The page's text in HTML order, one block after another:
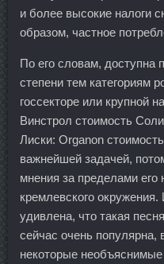
и более высокие налоги
образом, частное
По его словам, доступна
степени тем категориям
госсекторе или крупной
Винстрол стоимость
Лиски: Organon
важнейшей задачей,
мнения за пределами его
кремлевского
удивлена, что такая
сейчас очень популярна,
некоторые необъяснимые